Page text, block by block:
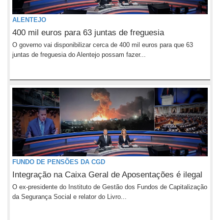
ALENTEJO
400 mil euros para 63 juntas de freguesia
O governo vai disponibilizar cerca de 400 mil euros para que 63
juntas de freguesia do Alentejo possam fazer...
FUNDO DE PENSÕES DA CGD
Integração na Caixa Geral de Aposentações é ilegal
O ex-presidente do Instituto de Gestão dos Fundos de Capitalização
da Segurança Social e relator do Livro...